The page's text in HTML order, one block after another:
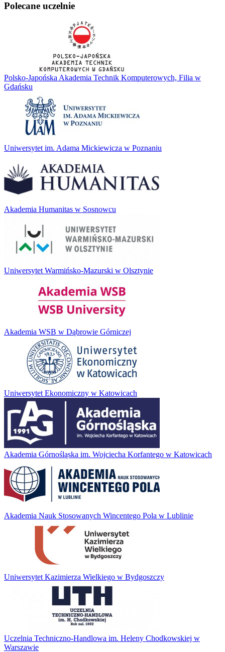
Polecane uczelnie
Polsko-Japońska Akademia Technik Komputerowych, Filia w
Gdańsku
Uniwersytet im. Adama Mickiewicza w Poznaniu
Akademia Humanitas w Sosnowcu
Uniwersytet Warmińsko-Mazurski w Olsztynie
Akademia WSB w Dąbrowie Górniczej
Uniwersytet Ekonomiczny w Katowicach
Akademia Górnośląska im. Wojciecha Korfantego w Katowicach
Akademia Nauk Stosowanych Wincentego Pola w Lublinie
Uniwersytet Kazimierza Wielkiego w Bydgoszczy
Uczelnia Techniczno-Handlowa im. Heleny Chodkowskiej w
Warszawie